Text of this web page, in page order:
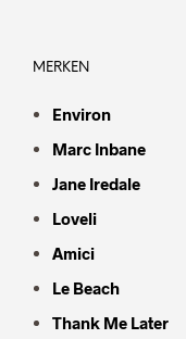
MERKEN
Environ
Marc Inbane
Jane Iredale
Loveli
Amici
Le Beach
Thank Me Later